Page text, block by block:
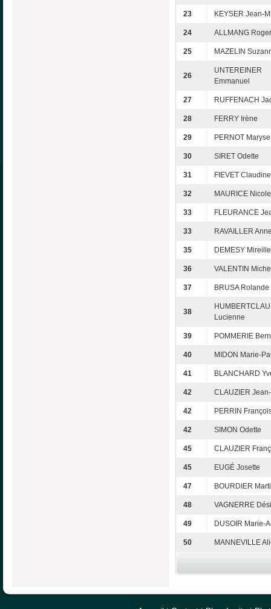
23 KEYSER Jean-
24 ALLMANG Roger
25 MAZELIN
26
UNTEREINER
Emmanuel
27 RUFFENACH
28 FERRY Irène
29 PERNOT Maryse
30 SIRET Odette
31 FIEVET Claudine
32 MAURICE Nicole
33 FLEURANCE
33 RAVAILLER
35 DEMESY Mireille
36 VALENTIN
37 BRUSA Rolande
38
Lucienne
39 POMMERIE
40 MIDON Marie-
41 BLANCHARD
42 CLAUZIER
42 PERRIN
42 SIMON Odette
45 CLAUZIER
45 EUGÉ Josette
47 BOURDIER
48 VAGNERRE
49 DUSOIR Marie-
50 MANNEVILLE